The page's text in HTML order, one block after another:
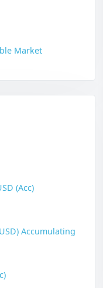
Market
(Acc)
Accumulating